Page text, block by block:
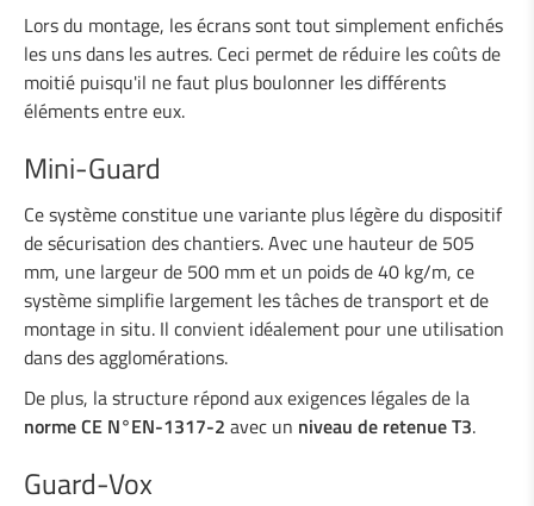
ECO
Vario-Guard, Mini-Guard, Guard-Vox &
Duo-Rail
Barrière de sécurité de terre-plein «
Gate-Guard »
Atténuateur de chocs
Garde-Corps
Garde-corps acier/bois
Passages souterrains
Protections pour amphibiens
Boplan
Lors du montage, les écrans sont tout simplement enfichés
les uns dans les autres. Ceci permet de réduire les coûts de
moitié puisqu'il ne faut plus boulonner les différents
éléments entre eux.
Mini-Guard
Ce système constitue une variante plus légère du dispositif
de sécurisation des chantiers. Avec une hauteur de 505
mm, une largeur de 500 mm et un poids de 40 kg/m, ce
système simplifie largement les tâches de transport et de
montage in situ. Il convient idéalement pour une utilisation
dans des agglomérations.
De plus, la structure répond aux exigences légales de la
norme CE N°EN-1317-2 avec un niveau de retenue T3.
Guard-Vox